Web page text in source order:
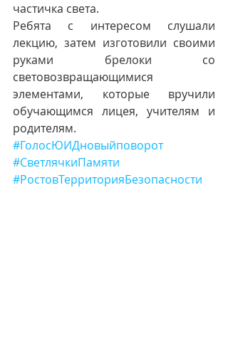
частичка света.
Ребята с интересом слушали
лекцию, затем изготовили своими
руками брелоки со
световозвращающимися
элементами, которые вручили
обучающимся лицея, учителям и
родителям.
#ГолосЮИДновыйповорот
#СветлячкиПамяти
#РостовТерриторияБезопасности